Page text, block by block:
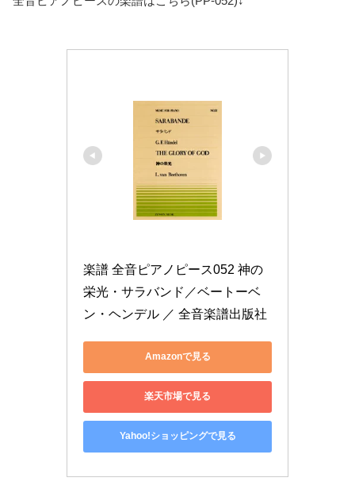
楽譜 全音ピアノピース052 神の
栄光・サラバンド／ベートーベ
ン・ヘンデル ／ 全音楽譜出版社
Amazonで見る
楽天市場で見る
Yahoo!ショッピングで見る